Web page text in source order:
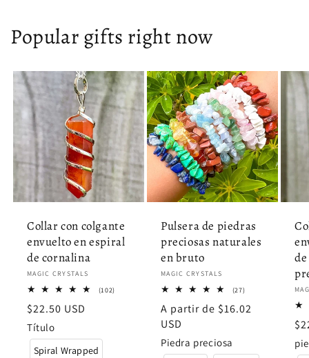
Popular gifts right now
Collar con colgante
envuelto en espiral
de cornalina
Proveedor:
MAGIC CRYSTALS
(102)
Precio
habitual
$22.50 USD
Título
Spiral Wrapped
Pulsera de piedras
preciosas naturales
en bruto
Proveedor:
MAGIC CRYSTALS
(27)27
totales
Precio
habitual
A partir de $16.02
USD
Piedra preciosa